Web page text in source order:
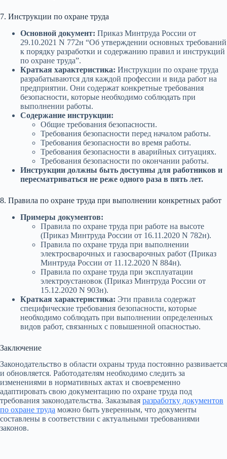
7. Инструкции по охране труда
Основной документ: Приказ Минтруда России от
29.10.2021 N 772н “Об утверждении основных требований
к порядку разработки и содержанию правил и инструкций
по охране труда”.
Краткая характеристика: Инструкции по охране труда
разрабатываются для каждой профессии и вида работ на
предприятии. Они содержат конкретные требования
безопасности, которые необходимо соблюдать при
выполнении работы.
Содержание инструкции:
Общие требования безопасности.
Требования безопасности перед началом работы.
Требования безопасности во время работы.
Требования безопасности в аварийных ситуациях.
Требования безопасности по окончании работы.
Инструкции должны быть доступны для работников и
пересматриваться не реже одного раза в пять лет.
8. Правила по охране труда при выполнении конкретных работ
Примеры документов:
Правила по охране труда при работе на высоте
(Приказ Минтруда России от 16.11.2020 N 782н).
Правила по охране труда при выполнении
электросварочных и газосварочных работ (Приказ
Минтруда России от 11.12.2020 N 884н).
Правила по охране труда при эксплуатации
электроустановок (Приказ Минтруда России от
15.12.2020 N 903н).
Краткая характеристика: Эти правила содержат
специфические требования безопасности, которые
необходимо соблюдать при выполнении определенных
видов работ, связанных с повышенной опасностью.
Заключение
Законодательство в области охраны труда постоянно развивается
и обновляется. Работодателям необходимо следить за
изменениями в нормативных актах и своевременно
адаптировать свою документацию по охране труда под
требования законодательства. Заказывая разработку документов
по охране труда можно быть уверенным, что документы
составлены в соответствии с актуальными требованиями
законов.